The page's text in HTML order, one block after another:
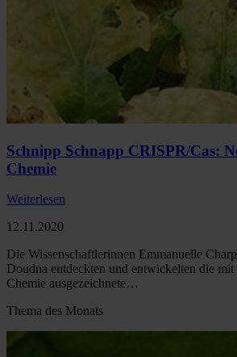
Schnipp Schnapp CRISPR/Cas:
Chemie
Weiterlesen
12.11.2020
Die Wissenschaftlerinnen Emmanuelle
Doudna entdeckten und entwickelten die
Chemie ausgezeichnete…
Thema des Monats